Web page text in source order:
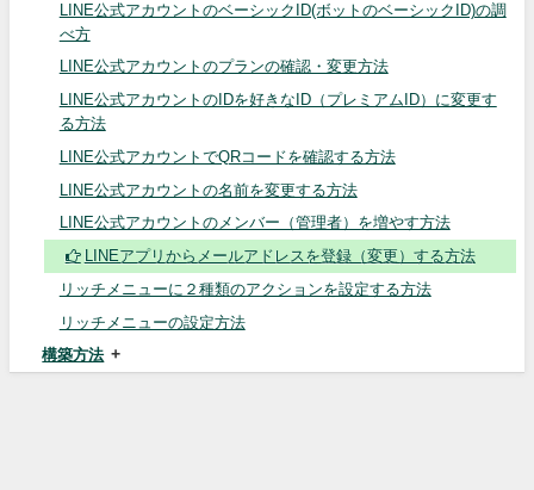
LINE公式アカウントのベーシックID(ボットのベーシックID)の調
べ方
LINE公式アカウントのプランの確認・変更方法
LINE公式アカウントのIDを好きなID（プレミアムID）に変更す
る方法
LINE公式アカウントでQRコードを確認する方法
LINE公式アカウントの名前を変更する方法
LINE公式アカウントのメンバー（管理者）を増やす方法
LINEアプリからメールアドレスを登録（変更）する方法
リッチメニューに２種類のアクションを設定する方法
リッチメニューの設定方法
構築方法